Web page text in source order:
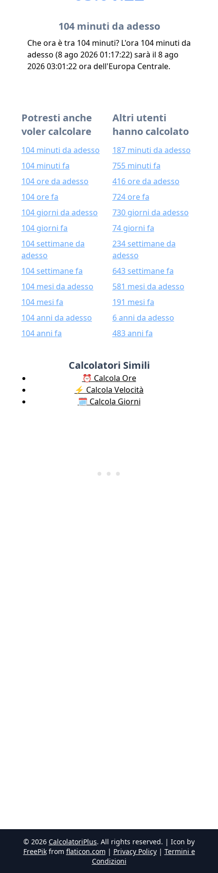
104 minuti da adesso
Che ora è tra 104 minuti? L'ora 104 minuti da
adesso (8 ago 2026 01:17:22) sarà il 8 ago
2026 03:01:22 ora dell'Europa Centrale.
Potresti anche
voler calcolare
104 minuti da adesso
104 minuti fa
104 ore da adesso
104 ore fa
104 giorni da adesso
104 giorni fa
104 settimane da
adesso
104 settimane fa
104 mesi da adesso
104 mesi fa
104 anni da adesso
104 anni fa
Altri utenti
hanno calcolato
187 minuti da adesso
755 minuti fa
416 ore da adesso
724 ore fa
730 giorni da adesso
74 giorni fa
234 settimane da
adesso
643 settimane fa
581 mesi da adesso
191 mesi fa
6 anni da adesso
483 anni fa
Calcolatori Simili
⏰ Calcola Ore
⚡️ Calcola Velocità
🗓️ Calcola Giorni
© 2026 CalcolatoriPlus. All rights reserved. | Icon by
FreePik from flaticon.com | Privacy Policy| Termini e
Condizioni